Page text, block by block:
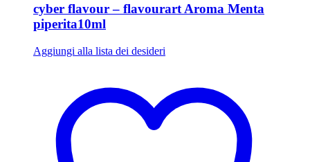
cyber flavour – flavourart Aroma Menta
piperita10ml
Aggiungi alla lista dei desideri